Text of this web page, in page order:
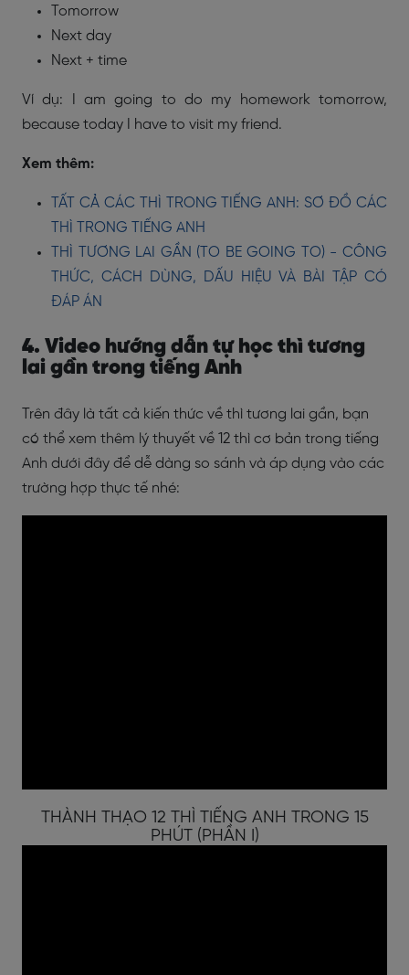
Tomorrow
Next day
Next + time
Ví dụ: I am going to do my homework tomorrow,
because today I have to visit my friend.
Xem thêm:
TẤT CẢ CÁC THÌ TRONG TIẾNG ANH: SƠ ĐỒ CÁC
THÌ TRONG TIẾNG ANH
THÌ TƯƠNG LAI GẦN (TO BE GOING TO) - CÔNG
THỨC, CÁCH DÙNG, DẤU HIỆU VÀ BÀI TẬP CÓ
ĐÁP ÁN
4. Video hướng dẫn tự học thì tương
lai gần trong tiếng Anh
Trên đây là tất cả kiến thức về thì tương lai gần, bạn
có thể xem thêm lý thuyết về 12 thì cơ bản trong tiếng
Anh dưới đây để dễ dàng so sánh và áp dụng vào các
trường hợp thực tế nhé:
THÀNH THẠO 12 THÌ TIẾNG ANH TRONG 15
PHÚT (PHẦN I)